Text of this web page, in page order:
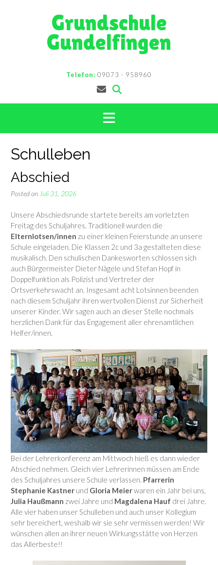
Grundschule
Gundelfingen
Telefon: 09073 - 958960
Schulleben
Abschied
Posted on Juli 31, 2026
Unsere Abschiedsrunde startete bereits am vorletzten
Freitag des Schuljahres. Traditionell wurden die
Elternlotsen/innen zu einer kleinen Feierstunde an unsere
Schule eingeladen. Die Klassen 2c und 3a gestalteten diese
musikalisch. Den schulischen Dankesworten schlossen sich
auch Bürgermeister Dieter Nägele und Stefan Hopf in
Doppelfunktion als Polizist und Vertreter der
Ortsverkehrswacht an. Insgesamt acht Lotsinnen beenden
nach diesem Schuljahr ihren wertvollen Dienst zur Sicherheit
unserer Kinder. Wir sagen auch an dieser Stelle nochmals
herzlichen Dank für das Engagement aller ehrenamtlichen
Helfer/innen.
Bei der Lehrerkonferenz am Mittwoch hieß es dann wieder
Abschied nehmen. Gleich vier Lehrerinnen müssen am Ende
des Schuljahres unsere Schule verlassen. Pfarrerin
Stephanie Kastner und Gloria Meierwaren ein Jahr bei uns,
Julia Haußmann zwei Jahre und Magdalena Hauf drei Jahre.
Alle vier haben unser Schulleben und auch unser Kollegium
sehr bereichert, weshalb wir sie sehr vermissen werden! Wir
wünschen allen an ihrer neuen Wirkungsstätte von Herzen
das Allerbeste!!